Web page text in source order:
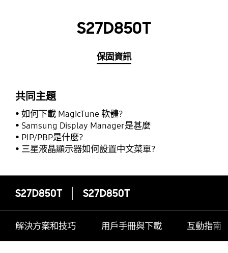
S27D850T
保固資訊
共同主題
如何下載 MagicTune 軟體?
Samsung Display Manager是甚麼
PIP/PBP是什麼?
三星液晶顯示器如何設置中文菜單?
S27D850T S27D850T
解決方案和技巧 用戶手冊與下載 互動指南